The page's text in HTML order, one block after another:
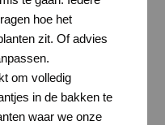
hoe het
zit. Of advies
om volledig
in de bakken te
waar we onze